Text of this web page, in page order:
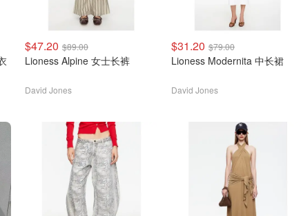
$47.20 $89.00
Lioness Alpine 女士长裤
David Jones
$31.20 $79.00
Lioness Modernita 中长裙
David Jones